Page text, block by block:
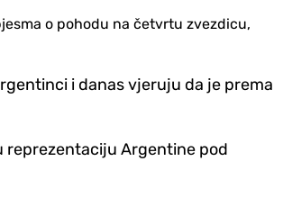
o pohodu na četvrtu zvezdicu,
i danas vjeruju da je prema
reprezentaciju Argentine pod